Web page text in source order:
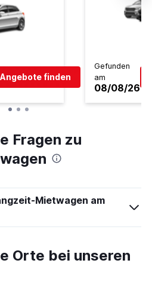
finden
Gefunden
am
08/08/26
Fragen zu
Mietwagen am
Orte bei unseren